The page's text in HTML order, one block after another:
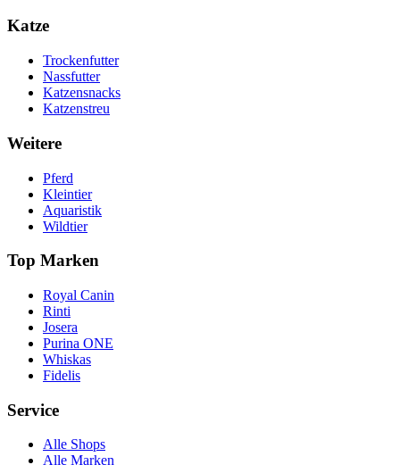
Katze
Trockenfutter
Nassfutter
Katzensnacks
Katzenstreu
Weitere
Pferd
Kleintier
Aquaristik
Wildtier
Top Marken
Royal Canin
Rinti
Josera
Purina ONE
Whiskas
Fidelis
Service
Alle Shops
Alle Marken